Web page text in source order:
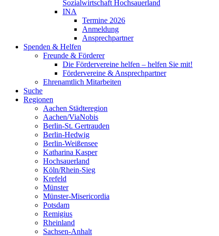
Sozialwirtschaft Hochsauerland
INA
Termine 2026
Anmeldung
Ansprechpartner
Spenden & Helfen
Freunde & Förderer
Die Fördervereine helfen – helfen Sie mit!
Fördervereine & Ansprechpartner
Ehrenamtlich Mitarbeiten
Suche
Regionen
Aachen Städteregion
Aachen/ViaNobis
Berlin-St. Gertrauden
Berlin-Hedwig
Berlin-Weißensee
Katharina Kasper
Hochsauerland
Köln/Rhein-Sieg
Krefeld
Münster
Münster-Misericordia
Potsdam
Remigius
Rheinland
Sachsen-Anhalt